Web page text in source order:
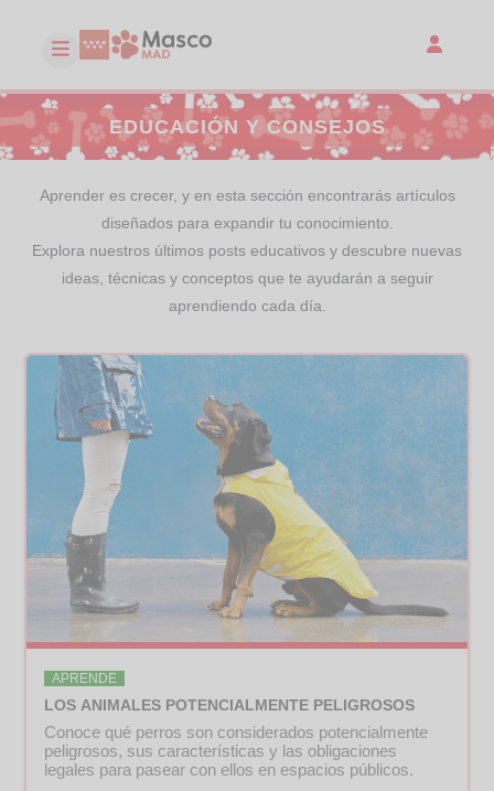
EDUCACIÓN Y CONSEJOS
Aprender es crecer, y en esta sección encontrarás artículos
diseñados para expandir tu conocimiento.
Explora nuestros últimos posts educativos y descubre nuevas
ideas, técnicas y conceptos que te ayudarán a seguir
aprendiendo cada día.
APRENDE
LOS ANIMALES POTENCIALMENTE PELIGROSOS
Conoce qué perros son considerados potencialmente
peligrosos, sus características y las obligaciones
legales para pasear con ellos en espacios públicos.